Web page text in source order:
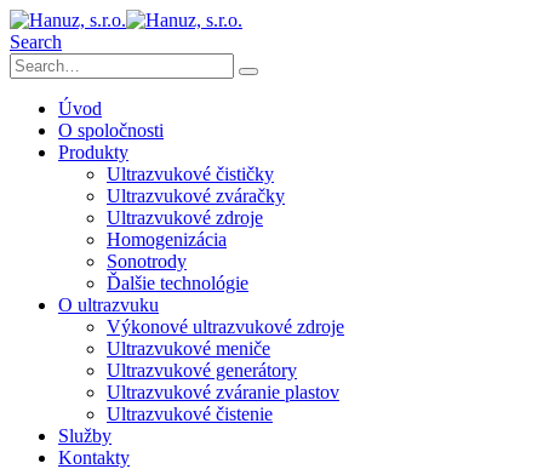
Search
Úvod
O spoločnosti
Produkty
Ultrazvukové čističky
Ultrazvukové zváračky
Ultrazvukové zdroje
Homogenizácia
Sonotrody
Ďalšie technológie
O ultrazvuku
Výkonové ultrazvukové zdroje
Ultrazvukové meniče
Ultrazvukové generátory
Ultrazvukové zváranie plastov
Ultrazvukové čistenie
Služby
Kontakty